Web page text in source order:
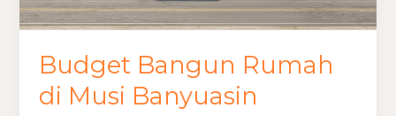
Budget Bangun Rumah
di Musi Banyuasin